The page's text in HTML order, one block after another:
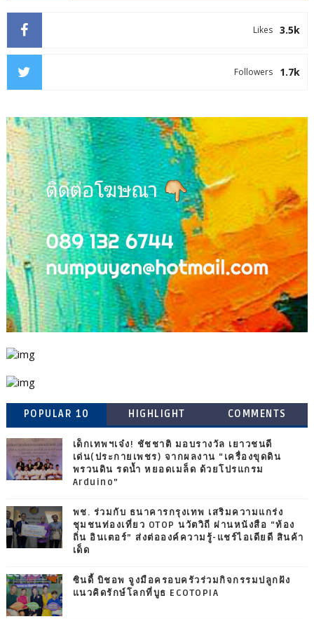
3.5k
Likes
1.7k
Followers
POPULAR 10 HIGHLIGHT COMMENTS
เด็กเทพฯเจ๋ง! ชัชชาติ มอบรางวัล เยาวชนดี
เด่น(ประกายเพชร) จากผลงาน “เครื่องขุดดิน
พรวนดิน รดน้ำ หยอดเมล็ด ด้วยโปรแกรม
Arduino”
พช. ร่วมกับ ธนาคารกรุงเทพ เสริมความแกร่ง
ชุมชนท่องเที่ยว OTOP นวัตวิถี ผ่านหนังสือ “ท้อง
ถิ่น อินเตอร์” ส่งต่อองค์ความรู้-แชร์ไอเดียดี สินค้า
เด็ด
ซินดี้ บิชอพ จูงมือครอบครัวร่วมกิจกรรมปลูกฝัง
แนวคิดรักษ์โลกที่บูธ ECOTOPIA